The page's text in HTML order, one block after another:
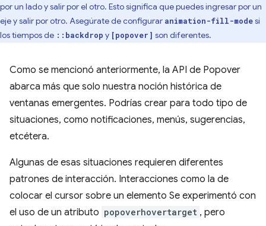
por un lado y salir por el otro. Esto significa que puedes ingresar por un
eje y salir por otro. Asegúrate de configurar animation-fill-modesi
los tiempos de ::backdrop y [popover] son diferentes.
Como se mencionó anteriormente, la API de Popover
abarca más que solo nuestra noción histórica de
ventanas emergentes. Podrías crear para todo tipo de
situaciones, como notificaciones, menús, sugerencias,
etcétera.
Algunas de esas situaciones requieren diferentes
patrones de interacción. Interacciones como la de
colocar el cursor sobre un elemento Se experimentó con
el uso de un atributo popoverhovertarget , pero